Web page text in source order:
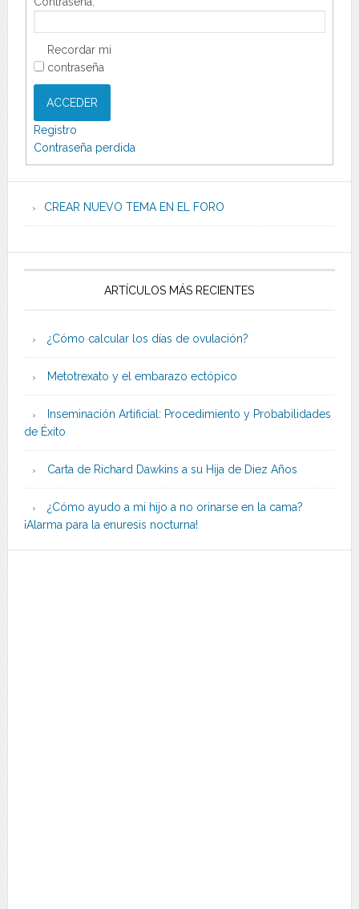
Recordar mi
contraseña
ACCEDER
Registro
Contraseña perdida
CREAR NUEVO TEMA EN EL FORO
ARTÍCULOS MÁS RECIENTES
¿Cómo calcular los días de ovulación?
Metotrexato y el embarazo ectópico
Inseminación Artificial: Procedimiento y Probabilidades
de Éxito
Carta de Richard Dawkins a su Hija de Diez Años
¿Cómo ayudo a mi hijo a no orinarse en la cama?
¡Alarma para la enuresis nocturna!